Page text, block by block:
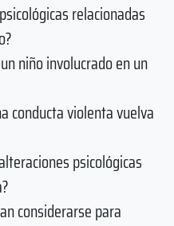
relacionadas
niño involucrado en un
conducta violenta vuelva
psicológicas
considerarse para